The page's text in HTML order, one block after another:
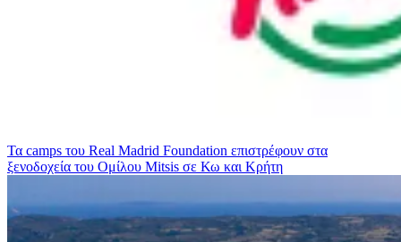
Τα camps του Real Madrid Foundation επιστρέφουν στα
ξενοδοχεία του Ομίλου Mitsis σε Κω και Κρήτη